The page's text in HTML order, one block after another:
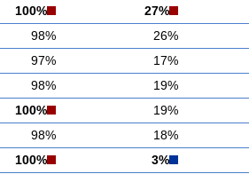
100% 27%
98% 26%
97% 17%
98% 19%
100% 19%
98% 18%
100% 3%